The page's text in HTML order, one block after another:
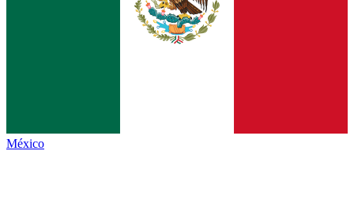
México